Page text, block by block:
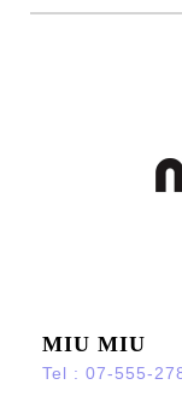
MIU MIU
Tel : 07-555-